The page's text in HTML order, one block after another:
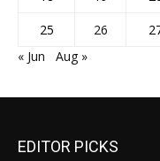
25
26
« Jun
Aug »
EDITOR PICKS